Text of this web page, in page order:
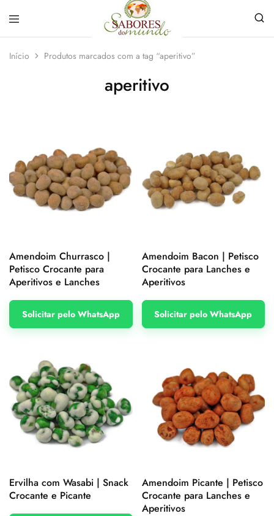
do
Mundo
loja
de
Especiarias
Início Produtos marcados com a tag “aperitivo”
aperitivo
Amendoim Churrasco |
Petisco Crocante para
Aperitivos e Lanches
Solicitar pelo WhatsApp
Amendoim Bacon | Petisco
Crocante para Lanches e
Aperitivos
Solicitar pelo WhatsApp
Ervilha com Wasabi | Snack
Crocante e Picante
Amendoim Picante | Petisco
Crocante para Lanches e
Aperitivos